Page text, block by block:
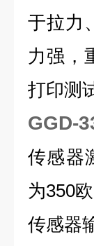
于拉力
力强，
打印测
GGD-
传感器
为350
传感器